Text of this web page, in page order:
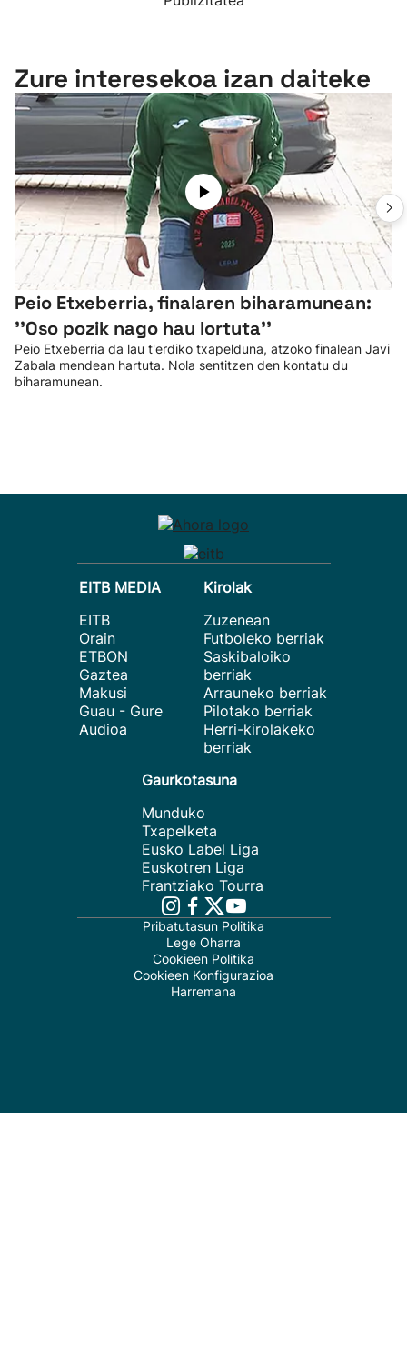
Zure interesekoa izan daiteke
Peio Etxeberria, finalaren biharamunean:
''Oso pozik nago hau lortuta''
Peio Etxeberria da lau t'erdiko txapelduna, atzoko finalean Javi
Zabala mendean hartuta. Nola sentitzen den kontatu du
biharamunean.
EITB MEDIA
EITB
Orain
ETBON
Gaztea
Makusi
Guau - Gure
Audioa
Kirolak
Zuzenean
Futboleko berriak
Saskibaloiko
berriak
Arrauneko berriak
Pilotako berriak
Herri-kirolakeko
berriak
Gaurkotasuna
Munduko
Txapelketa
Eusko Label Liga
Euskotren Liga
Frantziako Tourra
Pribatutasun Politika
Lege Oharra
Cookieen Politika
Cookieen Konfigurazioa
Harremana